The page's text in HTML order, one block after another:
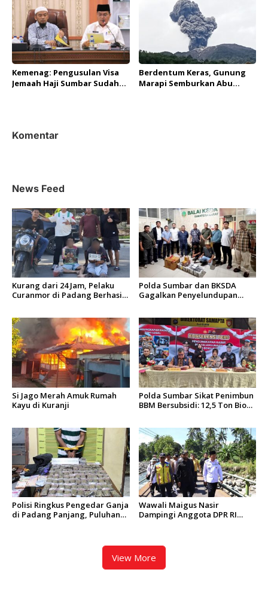
Kemenag: Pengusulan Visa
Jemaah Haji Sumbar Sudah
Berdentum Keras, Gunung
Marapi Semburkan Abu
Komentar
News Feed
Kurang dari 24 Jam, Pelaku
Curanmor di Padang Berhasil
Polda Sumbar dan BKSDA
Gagalkan Penyelundupan
Si Jago Merah Amuk Rumah
Kayu di Kuranji
Polda Sumbar Sikat Penimbun
BBM Bersubsidi: 12,5 Ton Bio
Polisi Ringkus Pengedar Ganja
di Padang Panjang, Puluhan
Wawali Maigus Nasir
Dampingi Anggota DPR RI
Kalawi dan Infrastruktur
Pascabanjir di Pauh
View More